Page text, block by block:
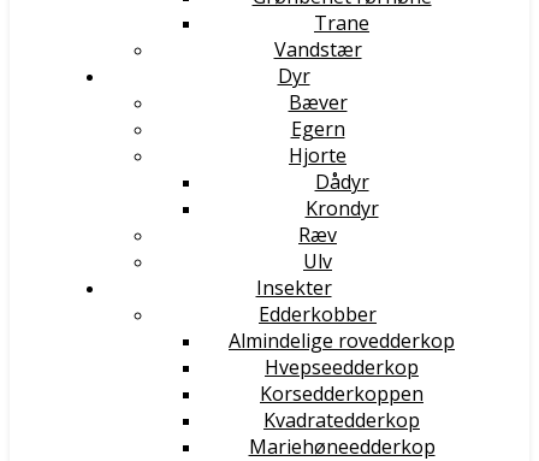
Trane
Vandstær
Dyr
Bæver
Egern
Hjorte
Dådyr
Krondyr
Ræv
Ulv
Insekter
Edderkobber
Almindelige rovedderkop
Hvepseedderkop
Korsedderkoppen
Kvadratedderkop
Mariehøneedderkop